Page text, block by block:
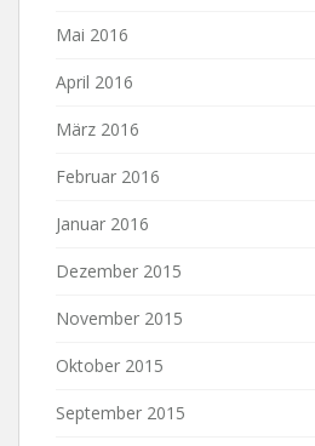
Mai 2016
April 2016
März 2016
Februar 2016
Januar 2016
Dezember 2015
November 2015
Oktober 2015
September 2015